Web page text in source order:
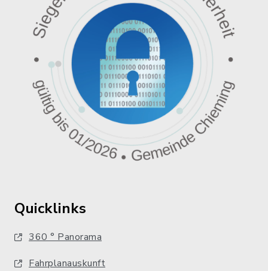
Quicklinks
360 ° Panorama
Fahrplanauskunft